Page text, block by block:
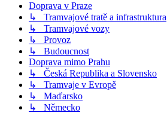
Doprava v Praze
↳ Tramvajové tratě a infrastruktura
↳ Tramvajové vozy
↳ Provoz
↳ Budoucnost
Doprava mimo Prahu
↳ Česká Republika a Slovensko
↳ Tramvaje v Evropě
↳ Maďarsko
↳ Německo